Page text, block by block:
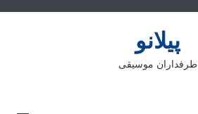
پیلانو
طرفداران موسیقی